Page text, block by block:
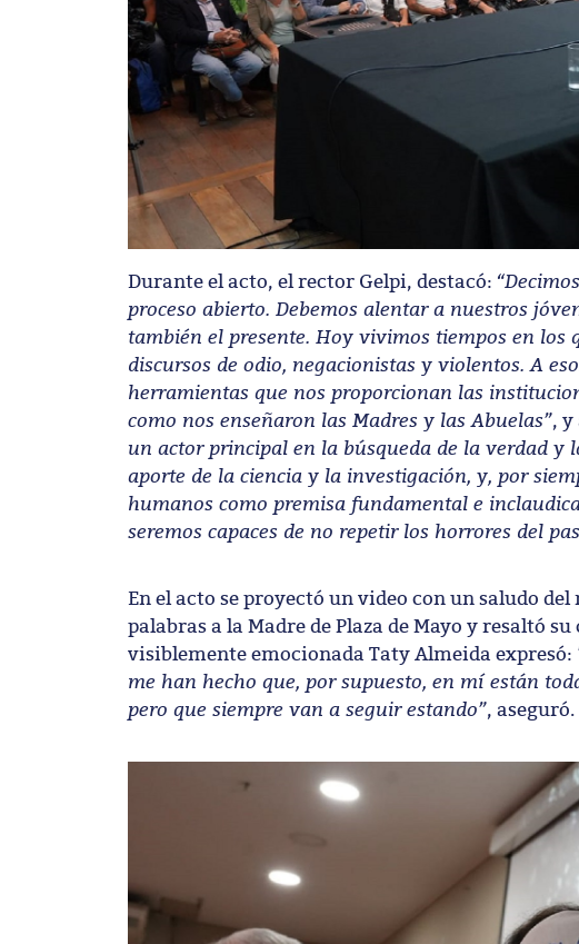
Durante el acto, el rector Gelpi, destacó:
proceso abierto. Debemos alentar a nuestros
también el presente. Hoy vivimos tiempos en los
discursos de odio, negacionistas y violentos. A
herramientas que nos proporcionan las
como nos enseñaron las Madres y las Abuelas”, y
un actor principal en la búsqueda de la verdad y
aporte de la ciencia y la investigación, y, por
humanos como premisa fundamental e
seremos capaces de no repetir los horrores del
En el acto se proyectó un video con un saludo
palabras a la Madre de Plaza de Mayo y resaltó
visiblemente emocionada Taty Almeida expresó:
me han hecho que, por supuesto, en mí están
pero que siempre van a seguir estando”, aseguró.